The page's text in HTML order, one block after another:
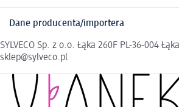
Dane producenta/importera
SYLVECO Sp. z o.o. Łąka 260F PL-36-004
sklep@sylveco.pl